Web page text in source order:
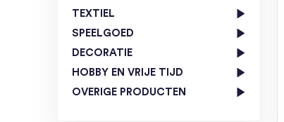
TEXTIEL
SPEELGOED
DECORATIE
HOBBY EN VRIJE TIJD
OVERIGE PRODUCTEN